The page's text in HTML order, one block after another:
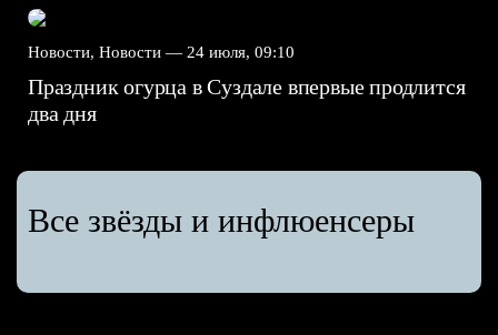
Новости, Новости — 24 июля, 09:10
Праздник огурца в Суздале впервые продлится
два дня
Все звёзды и инфлюенсеры